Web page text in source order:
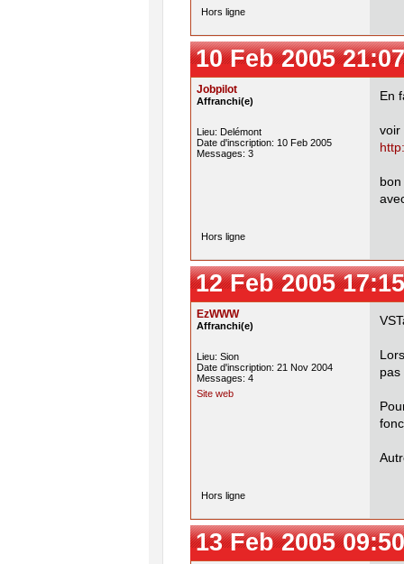
Hors ligne
10 Feb 2005
Jobpilot
Affranchi(e)
Lieu: Delémont
Date d'inscription: 10 Feb 2005
Messages: 3
En
voir
Hors ligne
12 Feb 2005
EzWWW
Affranchi(e)
Lieu: Sion
Date d'inscription: 21 Nov 2004
Messages: 4
Site web
pas
Hors ligne
13 Feb 2005